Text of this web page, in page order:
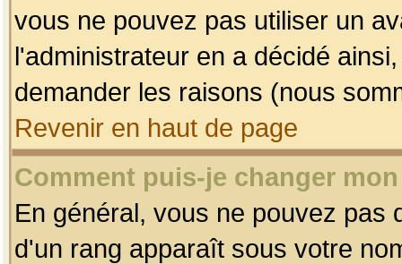
vous ne pouvez pas utiliser un
l'administrateur en a décidé
demander les raisons (nous
Revenir en haut de page
Comment puis-je changer
En général, vous ne pouvez pas
d'un rang apparaît sous votre